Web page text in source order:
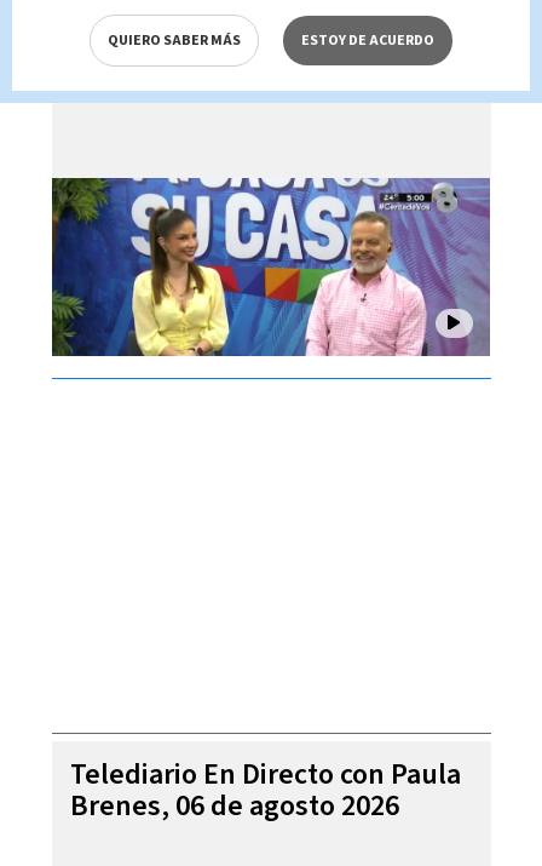
Mi Casa es su Casa, 06 de
agosto 2026
Telediario En Directo con Paula
Brenes, 06 de agosto 2026
QUIERO SABER MÁS ESTOY DE ACUERDO